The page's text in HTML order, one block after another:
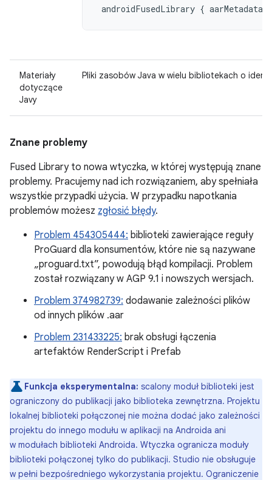
androidFusedLibrary { aarMetadata
Materiały
dotyczące
Javy
Pliki zasobów Java w wielu bibliotekach o
Znane problemy
Fused Library to nowa wtyczka, w której występują znane
problemy. Pracujemy nad ich rozwiązaniem, aby spełniała
wszystkie przypadki użycia. W przypadku napotkania
problemów możesz zgłosić błędy.
Problem 454305444: biblioteki zawierające reguły
ProGuard dla konsumentów, które nie są nazywane
„proguard.txt”, powodują błąd kompilacji. Problem
został rozwiązany w AGP 9.1 i nowszych wersjach.
Problem 374982739: dodawanie zależności plików
od innych plików .aar
Problem 231433225: brak obsługi łączenia
artefaktów RenderScript i Prefab
Funkcja eksperymentalna: scalony moduł biblioteki jest
ograniczony do publikacji jako biblioteka zewnętrzna. Projektu
lokalnej biblioteki połączonej nie można dodać jako zależności
projektu do innego modułu w aplikacji na Androida ani
w modułach biblioteki Androida. Wtyczka ogranicza moduły
biblioteki połączonej tylko do publikacji. Studio nie obsługuje
w pełni bezpośredniego wykorzystania projektu. Ograniczenie